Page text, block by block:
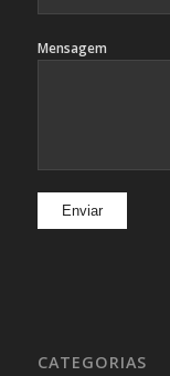
Mensagem
CATEGORIAS